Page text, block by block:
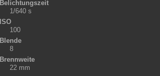
Belichtungszeit
1/640 s
ISO
100
Blende
8
Brennweite
22 mm